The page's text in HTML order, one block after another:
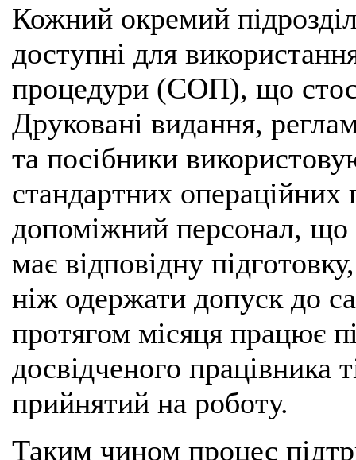
Кожний окремий
доступні для
процедури (СОП), що
Друковані видання,
та посібники
стандартних
допоміжний персонал, що
має відповідну
ніж одержати допуск до
протягом місяця працює
досвідченого працівника
прийнятий на роботу.
Таким чином процес